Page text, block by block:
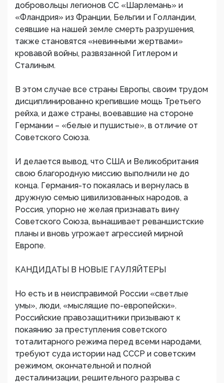
добровольцы легионов СС «Шарлемань» и
«Фландрия» из Франции, Бельгии и Голландии,
сеявшие на нашей земле смерть разрушения,
также становятся «невинными жертвами»
кровавой войны, развязанной Гитлером и
Сталиным.
В этом случае все страны Европы, своим трудом
дисциплинированно крепившие мощь Третьего
рейха, и даже страны, воевавшие на стороне
Германии – «белые и пушистые», в отличие от
Советского Союза.
И делается вывод, что США и Великобритания
свою благородную миссию выполнили не до
конца. Германия-то покаялась и вернулась в
дружную семью цивилизованных народов, а
Россия, упорно не желая признавать вину
Советского Союза, вынашивает реваншистские
планы и вновь угрожает агрессией мирной
Европе.
КАНДИДАТЫ В НОВЫЕ ГАУЛЯЙТЕРЫ
Но есть и в неисправимой России «светлые
умы», люди, «мыслящие по-европейски».
Российские правозащитники призывают к
покаянию за преступления советского
тоталитарного режима перед всеми народами,
требуют суда истории над СССР и советским
режимом, окончательной и полной
десталинизации, решительного разрыва с